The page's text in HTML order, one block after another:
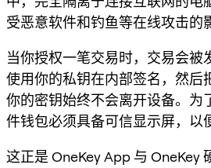
受恶意软件和钓鱼等在线攻击的
当你授权一笔交易时，交易会被
使用你的私钥在内部签名，然后
你的密钥始终不会离开设备。为
件钱包必须具备可信显示屏，以
这正是 OneKey App 与 OneKey